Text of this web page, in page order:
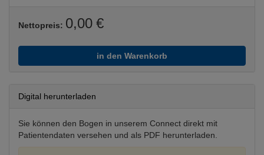
Nettopreis: 0,00 €
in den Warenkorb
Digital herunterladen
Sie können den Bogen in unserem Connect direkt mit
Patientendaten versehen und als PDF herunterladen.